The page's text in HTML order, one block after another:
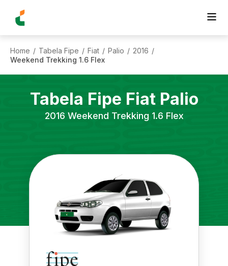
Home / Tabela Fipe / Fiat / Palio / 2016 /
Weekend Trekking 1.6 Flex
Tabela Fipe Fiat Palio
2016 Weekend Trekking 1.6 Flex